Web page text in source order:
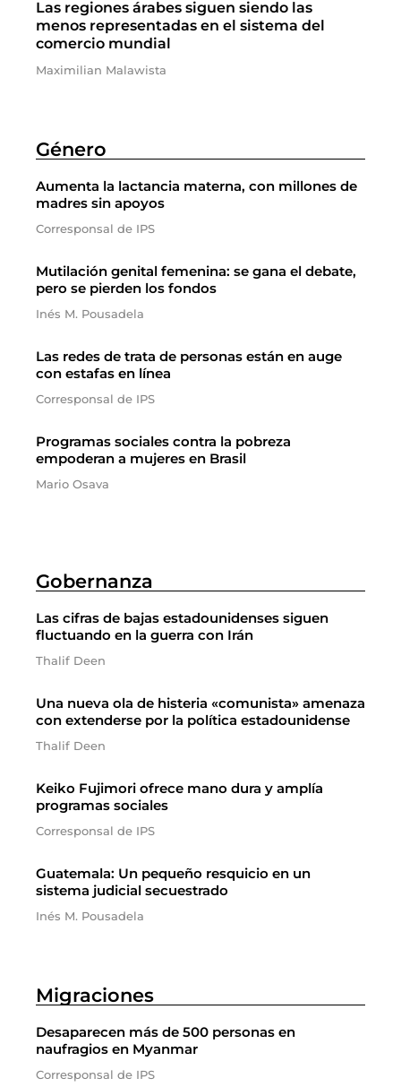
Las regiones árabes siguen siendo las
menos representadas en el sistema del
comercio mundial
Maximilian Malawista
Género
Aumenta la lactancia materna, con millones de
madres sin apoyos
Corresponsal de IPS
Mutilación genital femenina: se gana el debate,
pero se pierden los fondos
Inés M. Pousadela
Las redes de trata de personas están en auge
con estafas en línea
Corresponsal de IPS
Programas sociales contra la pobreza
empoderan a mujeres en Brasil
Mario Osava
Gobernanza
Las cifras de bajas estadounidenses siguen
fluctuando en la guerra con Irán
Thalif Deen
Una nueva ola de histeria «comunista» amenaza
con extenderse por la política estadounidense
Thalif Deen
Keiko Fujimori ofrece mano dura y amplía
programas sociales
Corresponsal de IPS
Guatemala: Un pequeño resquicio en un
sistema judicial secuestrado
Inés M. Pousadela
Migraciones
Desaparecen más de 500 personas en
naufragios en Myanmar
Corresponsal de IPS